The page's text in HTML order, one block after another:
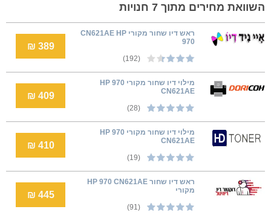
השוואת מחירים מתוך 7 חנויות
ראש דיו שחור מקורי CN621AE HP
970
(192)
389 ₪
מילוי דיו שחור מקורי HP 970
CN621AE
(28)
409 ₪
מילוי דיו שחור מקורי HP 970
CN621AE
(19)
410 ₪
ראש דיו שחור HP 970 CN621AE
מקורי
(91)
445 ₪